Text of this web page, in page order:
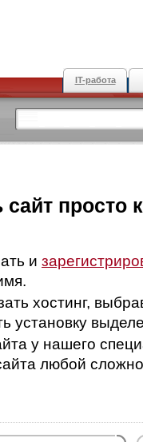
IT-работа
просто
и
хостинг,
установку
у нашего
любой